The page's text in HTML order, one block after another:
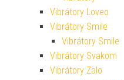
Vibrátory Loveo
Vibrátory Smile
Vibrátory Smile
Vibrátory Svakom
Vibrátory Zalo